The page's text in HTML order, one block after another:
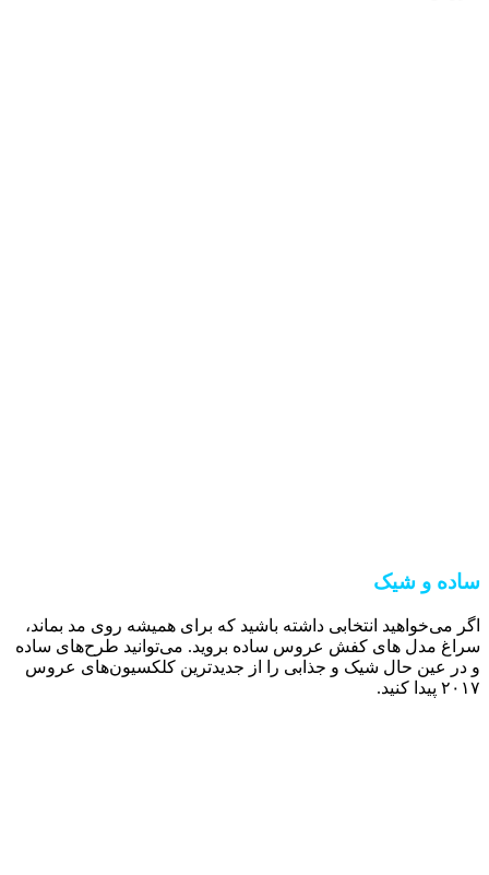
ساده و شیک
اگر می‌خواهید انتخابی داشته باشید که برای همیشه روی مد بماند،
سراغ مدل های کفش عروس ساده بروید. می‌توانید طرح‌های ساده
و در عین حال شیک و جذابی را از جدیدترین کلکسیون‌های عروس
۲۰۱۷ پیدا کنید.